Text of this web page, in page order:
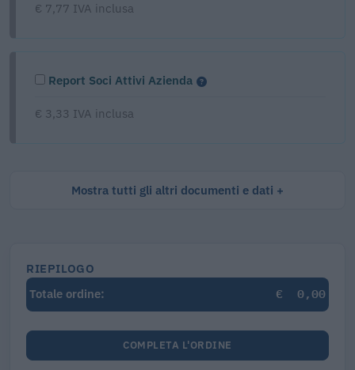
€ 7,77 IVA inclusa
Report Soci Attivi Azienda
€ 3,33 IVA inclusa
Mostra tutti gli altri documenti e dati
RIEPILOGO
Totale ordine:
€ 0,00
COMPLETA L'ORDINE